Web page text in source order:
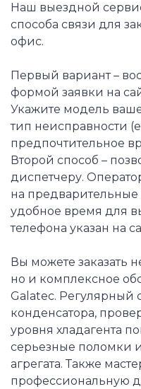
Наш выездной
способа связи для
офис.
Первый вариант –
формой заявки на
Укажите модель
тип неисправности
предпочтительное
Второй способ –
диспетчеру.
на предварительные
удобное время для
телефона указан на
Вы можете заказать
но и комплексное
Galatec. Регулярный
конденсатора,
уровня хладагента
серьезные поломки
агрегата. Также
профессиональную